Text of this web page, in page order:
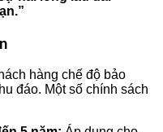
hàng chế độ bảo
đáo. Một số chính sách